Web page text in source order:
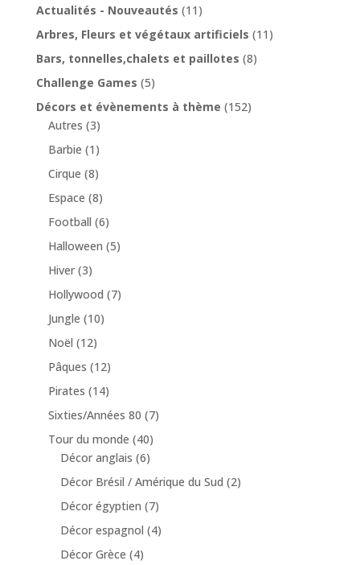
Actualités - Nouveautés (11)
Arbres, Fleurs et végétaux artificiels (11)
Bars, tonnelles,chalets et paillotes (8)
Challenge Games (5)
Décors et évènements à thème (152)
Autres (3)
Barbie (1)
Cirque (8)
Espace (8)
Football (6)
Halloween (5)
Hiver (3)
Hollywood (7)
Jungle (10)
Noël (12)
Pâques (12)
Pirates (14)
Sixties/Années 80 (7)
Tour du monde (40)
Décor anglais (6)
Décor Brésil / Amérique du Sud (2)
Décor égyptien (7)
Décor espagnol (4)
Décor Grèce (4)